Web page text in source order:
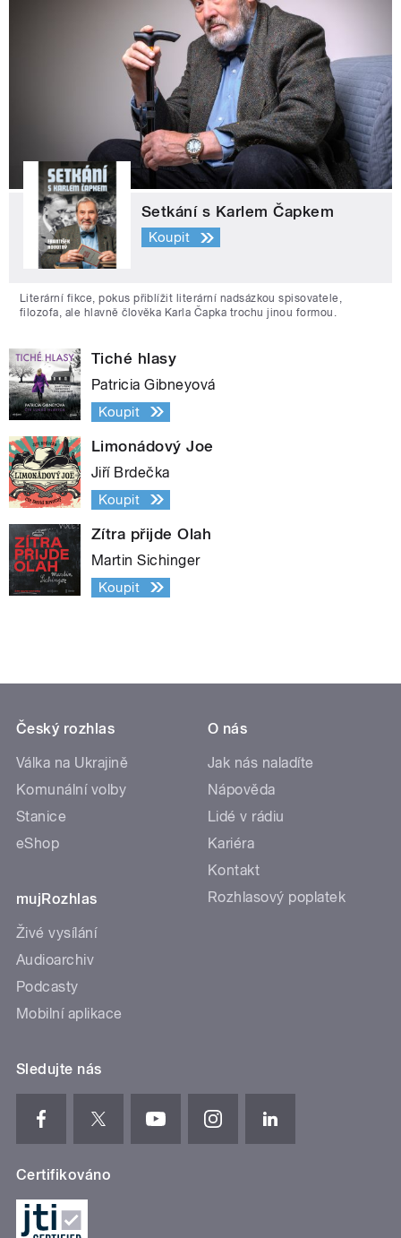
Setkání s Karlem Čapkem
Koupit
Literární fikce, pokus přiblížit literární nadsázkou spisovatele,
filozofa, ale hlavně člověka Karla Čapka trochu jinou formou.
Tiché hlasy
Patricia Gibneyová
Koupit
Limonádový Joe
Jiří Brdečka
Koupit
Zítra přijde Olah
Martin Sichinger
Koupit
Český rozhlas
Válka na Ukrajině
Komunální volby
Stanice
eShop
mujRozhlas
Živé vysílání
Audioarchiv
Podcasty
Mobilní aplikace
O nás
Jak nás naladíte
Nápověda
Lidé v rádiu
Kariéra
Kontakt
Rozhlasový poplatek
Sledujte nás
Certifikováno